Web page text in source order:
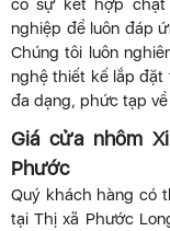
có sự kết hợp chặt
nghiệp để luôn đáp
Chúng tôi luôn
nghệ thiết kế lắp đặt
đa dạng, phức tạp
Giá cửa nhôm
Phước
Quý khách hàng có
tại Thị xã Phước